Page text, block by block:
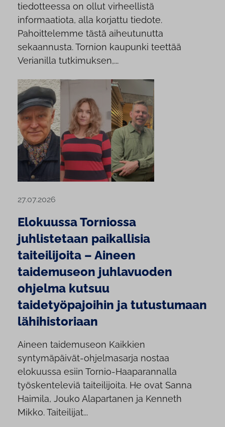
tiedotteessa on ollut virheellistä
informaatiota, alla korjattu tiedote.
Pahoittelemme tästä aiheutunutta
sekaannusta. Tornion kaupunki teettää
Verianilla tutkimuksen,...
27.07.2026
Elokuussa Torniossa
juhlistetaan paikallisia
taiteilijoita – Aineen
taidemuseon juhlavuoden
ohjelma kutsuu
taidetyöpajoihin ja tutustumaan
lähihistoriaan
Aineen taidemuseon Kaikkien
syntymäpäivät-ohjelmasarja nostaa
elokuussa esiin Tornio-Haaparannalla
työskenteleviä taiteilijoita. He ovat Sanna
Haimila, Jouko Alapartanen ja Kenneth
Mikko. Taiteilijat...